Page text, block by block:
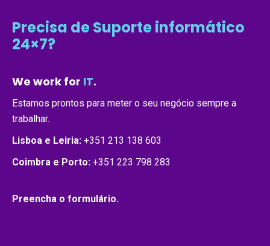
Precisa de Suporte informático
24×7?
We work for IT.
Estamos prontos para meter o seu negócio sempre a
trabalhar.
Lisboa e Leiria: +351 213 138 603
Coimbra e Porto: +351 223 798 283
Preencha o formulário.